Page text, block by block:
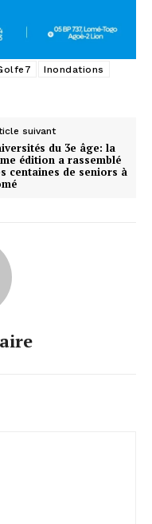
Inondations
suivant
du 3e âge: la
édition a rassemblé
centaines de seniors à